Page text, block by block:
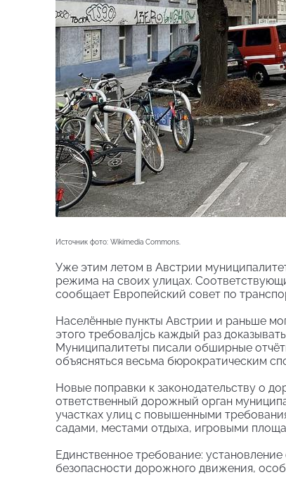
Источник фото: Wikimedia Commons.
Уже этим летом в Австрии
режима на своих улицах.
сообщает Европейский совет по
Населённые пункты Австрии и раньше
этого требовалjсь каждый раз
Муниципалитеты писали обширные
объясняться весьма бюрократическим
Новые поправки к законодательству о
ответственный дорожный орган
участках улиц с повышенными
садами, местами отдыха, игровыми
Единственное требование:
безопасности дорожного движения,